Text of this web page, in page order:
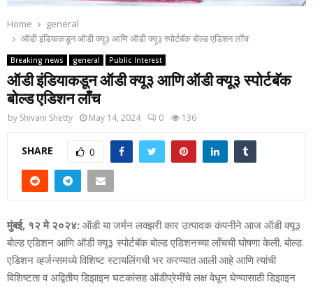
Home
general
ऑडी इंडियाकडून ऑडी क्‍यू३ आणि ऑडी क्‍यू३ स्‍पोर्टबॅक बोल्‍ड एडिशन लाँच
Breaking news general Public Interest
ऑडी इंडियाकडून ऑडी क्‍यू३ आणि ऑडी क्‍यू३ स्‍पोर्टबॅक
बोल्‍ड एडिशन लाँच
by Shivani Shetty May 14, 2024 0 136
SHARE 0
मुंबई, १२ मे २०२४: ऑडी या जर्मन लक्‍झरी कार उत्‍पादक कंपनीने आज ऑडी क्‍यू३
बोल्‍ड एडिशन आणि ऑडी क्‍यू३ स्‍पोर्टबॅक बोल्‍ड एडिशनच्‍या लाँचची घोषणा केली. बोल्‍ड
एडिशन व्‍हर्जन्‍समध्‍ये विशिष्‍ट स्‍टायलिंगची भर करण्‍यात आली आहे आणि त्‍यांची
विशिष्‍टता व अद्वितीय डिझाइन घटकांसह ऑडीप्रेमींचे लक्ष वेधून घेण्‍यासाठी डिझाइन